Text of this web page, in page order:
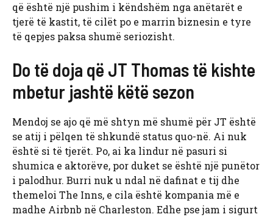
që është një pushim i këndshëm nga anëtarët e
tjerë të kastit, të cilët po e marrin biznesin e tyre
të qepjes paksa shumë seriozisht.
Do të doja që JT Thomas të kishte
mbetur jashtë këtë sezon
Mendoj se ajo që më shtyn më shumë për JT është
se atij i pëlqen të shkundë status quo-në. Ai nuk
është si të tjerët. Po, ai ka lindur në pasuri si
shumica e aktorëve, por duket se është një punëtor
i palodhur. Burri nuk u ndal në dafinat e tij dhe
themeloi The Inns, e cila është kompania më e
madhe Airbnb në Charleston. Edhe pse jam i sigurt